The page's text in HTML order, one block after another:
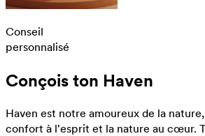
Conseil
personnalisé
Conçois ton Haven
Haven est notre amoureux de la
confort à l'esprit et la nature au cœur.